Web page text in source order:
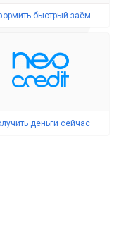
быстрый заём
деньги сейчас